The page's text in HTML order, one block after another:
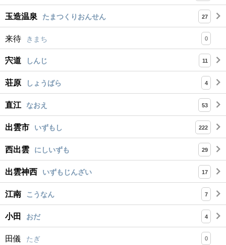
玉造温泉 たまつくりおんせん 27
来待 きまち 0
宍道 しんじ 11
荘原 しょうばら 4
直江 なおえ 53
出雲市 いずもし 222
西出雲 にしいずも 29
出雲神西 いずもじんざい 17
江南 こうなん 7
小田 おだ 4
田儀 たぎ 0